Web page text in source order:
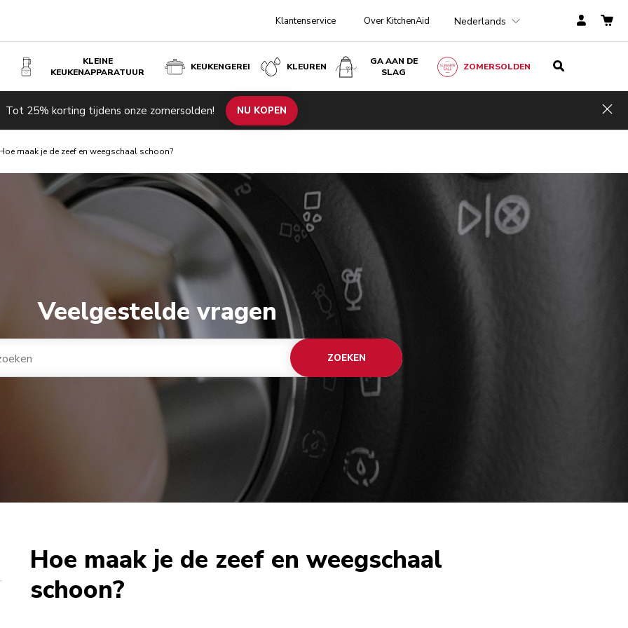
Klantenservice Over KitchenAid Nederlands
KLEINE
KEUKENAPPARATUUR
KEUKENGEREI KLEUREN
GA AAN DE
SLAG
ZOMERSOLDEN
Tot 25% korting tijdens onze zomersolden! NU KOPEN
Hoe maak je de zeef en weegschaal schoon?
Veelgestelde vragen
ZOEKEN
Hoe maak je de zeef en weegschaal
schoon?